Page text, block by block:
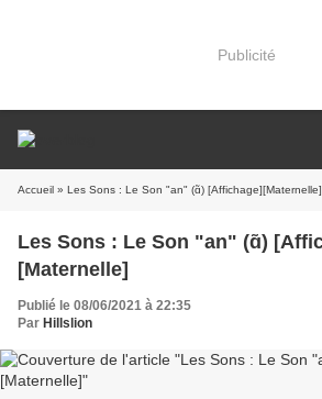
Publicité
Accueil » Les Sons : Le Son "an" (ɑ̃) [Affichage][Maternelle]
Les Sons : Le Son "an" (ɑ̃)
[Maternelle]
Publié le 08/06/2021 à 22:35
Par Hillslion